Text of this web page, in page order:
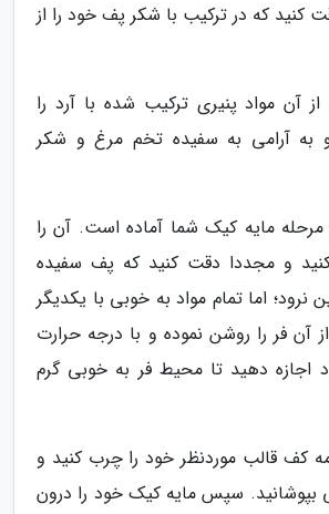
که در ترکیب با شکر پف خود را از
آن مواد پنیری ترکیب شده با آرد را
به آرامی به سفیده تخم مرغ و شکر
مرحله مایه کیک شما آماده است. آن را
و مجددا دقت کنید که پف سفیده
نرود؛ اما تمام مواد به خوبی با یکدیگر
آن فر را روشن نموده و با درجه حرارت
اجازه دهید تا محیط فر به خوبی گرم
کف قالب موردنظر خود را چرب کنید و
بپوشانید. سپس مایه کیک خود را درون